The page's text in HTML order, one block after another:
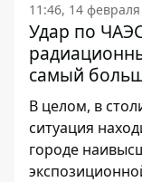
11:46, 14
Удар по
самый
В целом, в
ситуация
городе